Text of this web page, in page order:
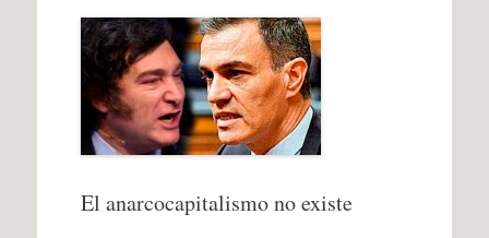
El anarcocapitalismo no existe